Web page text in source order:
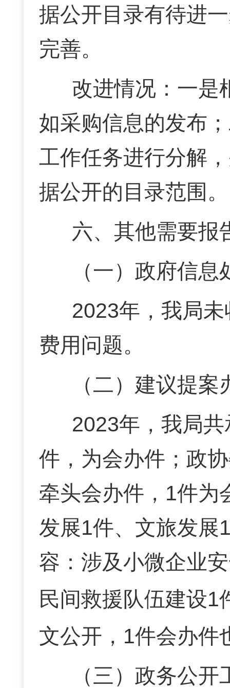
据公开目录有待进
完善。
改进情况：一是
如采购信息的发布
工作任务进行分解
据公开的目录范围。
六、其他需要报
（一）政府信
2023年，我局
费用问题。
（二）建议提
2023年，我局共
件 ， 为会办件 ； 政
牵头会办件，1件为
发展1件、文旅发展
容：涉及小微企业
民间救援队伍建设1
文公开 ， 1件会办件
（三）政务公